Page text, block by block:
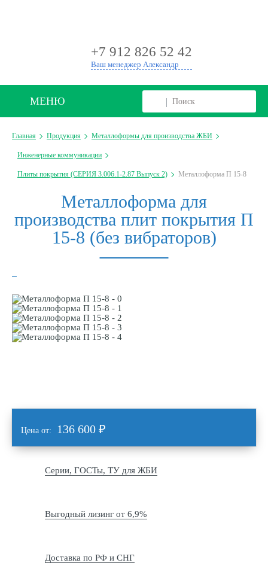
+7 912 826 52 42
Ваш менеджер Александр
МЕНЮ
Главная Продукция Металлоформы для производства ЖБИ
Инженерные коммуникации
Плиты покрытия (СЕРИЯ 3.006.1-2.87 Выпуск 2) Металлоформа П 15-8
Металлоформа для
производства плит покрытия П
15-8 (без вибраторов)
Цена от: 136 600 ₽
Серии, ГОСТы, ТУ для ЖБИ
Выгодный лизинг от 6,9%
Доставка по РФ и СНГ